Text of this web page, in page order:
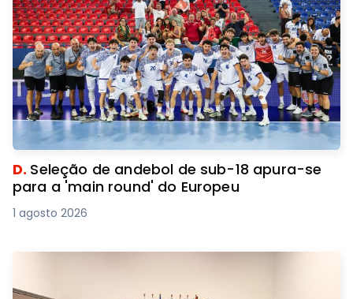
D. Seleção de andebol de sub-18 apura-se
para a 'main round' do Europeu
1 agosto 2026